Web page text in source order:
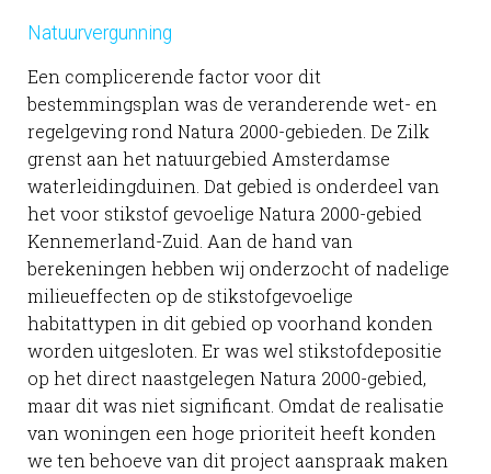
Natuurvergunning
Een complicerende factor voor dit
bestemmingsplan was de veranderende wet- en
regelgeving rond Natura 2000-gebieden. De Zilk
grenst aan het natuurgebied Amsterdamse
waterleidingduinen. Dat gebied is onderdeel van
het voor stikstof gevoelige Natura 2000-gebied
Kennemerland-Zuid. Aan de hand van
berekeningen hebben wij onderzocht of nadelige
milieueffecten op de stikstofgevoelige
habitattypen in dit gebied op voorhand konden
worden uitgesloten. Er was wel stikstofdepositie
op het direct naastgelegen Natura 2000-gebied,
maar dit was niet significant. Omdat de realisatie
van woningen een hoge prioriteit heeft konden
we ten behoeve van dit project aanspraak maken